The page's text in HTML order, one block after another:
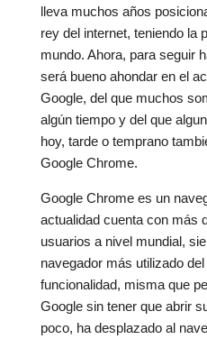
lleva muchos años
rey del internet, teniendo la
mundo. Ahora, para seguir
será bueno ahondar en el
Google, del que muchos
algún tiempo y del que
hoy, tarde o temprano
Google Chrome.
Google Chrome es un
actualidad cuenta con más
usuarios a nivel mundial,
navegador más utilizado
funcionalidad, misma que
Google sin tener que abrir
poco, ha desplazado al